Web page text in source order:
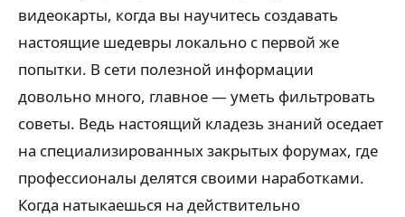
видеокарты, когда вы научитесь создавать
настоящие шедевры локально с первой же
попытки. В сети полезной информации
довольно много, главное — уметь фильтровать
советы. Ведь настоящий кладезь знаний оседает
на специализированных закрытых форумах, где
профессионалы делятся своими наработками.
Когда натыкаешься на действительно